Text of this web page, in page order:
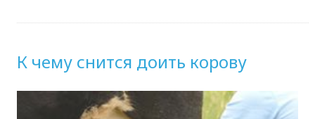
К чему снится доить корову